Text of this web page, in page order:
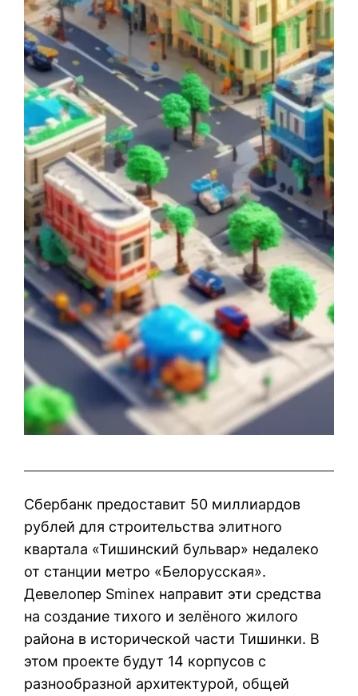
Сбербанк предоставит 50 миллиардов
рублей для строительства элитного
квартала «Тишинский бульвар» недалеко
от станции метро «Белорусская».
Девелопер Sminex направит эти средства
на создание тихого и зелёного жилого
района в исторической части Тишинки. В
этом проекте будут 14 корпусов с
разнообразной архитектурой, общей